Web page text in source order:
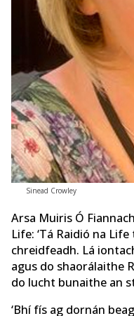
Sinead Crowley
Arsa Muiris Ó
Life: ‘Tá Raidió na
chreidfeadh. Lá
agus do shaorálaithe
do lucht bunaithe an
‘Bhí fís ag dornán